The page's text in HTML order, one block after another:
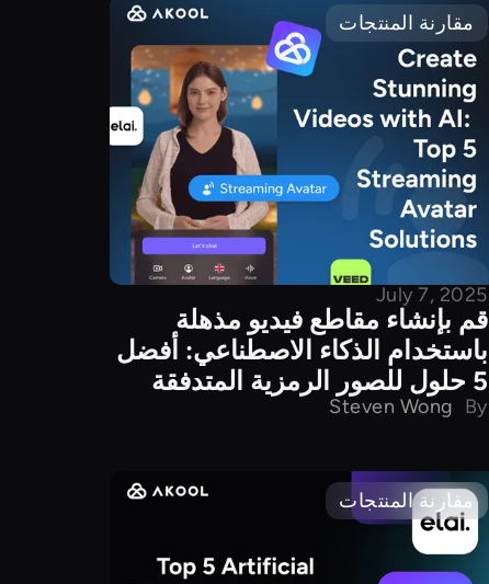
مقارنة المنتجات
July 7, 2025
قم بإنشاء مقاطع فيديو مذهلة
باستخدام الذكاء الاصطناعي: أفضل
5 حلول للصور الرمزية المتدفقة
By
Steven Wong
مقارنة المنتجات